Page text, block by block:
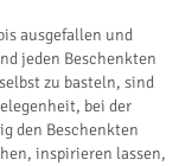
ausgefallen und
jeden Beschenkten
zu basteln, sind
bei der
den Beschenkten
inspirieren lassen,